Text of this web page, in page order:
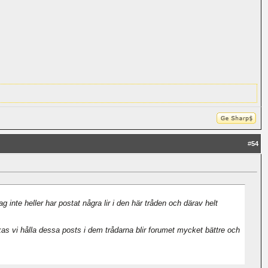
#54
inte heller har postat några lir i den här tråden och därav helt
vi hålla dessa posts i dem trådarna blir forumet mycket bättre och